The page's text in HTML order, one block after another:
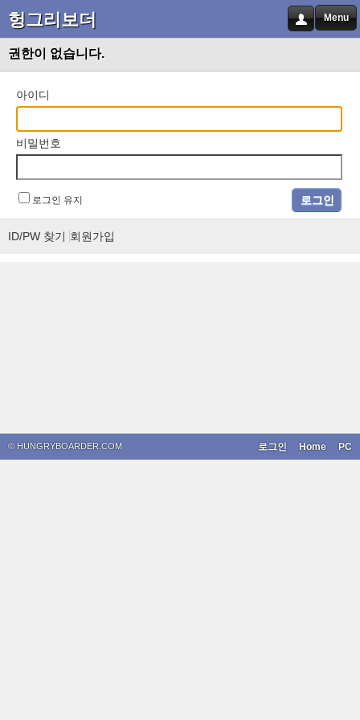
헝그리보더 Menu
권한이 없습니다.
아이디
비밀번호
로그인 유지
ID/PW 찾기 회원가입
© HUNGRYBOARDER.COM PC
Home
로그인